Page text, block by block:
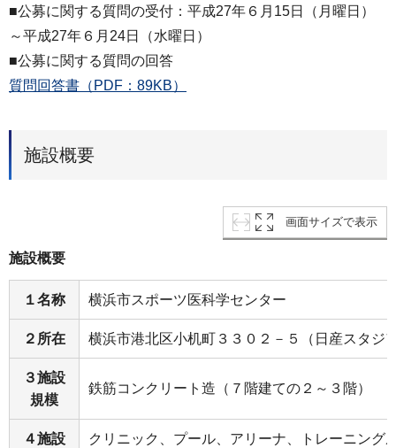
■公募に関する質問の受付：平成27年６月15日（月曜日）
～平成27年６月24日（水曜日）
■公募に関する質問の回答
質問回答書（PDF：89KB）
施設概要
画面サイズで表示
施設概要
１名称 横浜市スポーツ医科学センター
２所在 横浜市港北区小机町３３０２－５（日産スタジ
３施設
規模
鉄筋コンクリート造（７階建ての２～３階）
４施設
クリニック、プール、アリーナ、トレーニング